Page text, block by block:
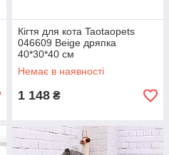
Кігтя для кота Taotaopets
046609 Beige дряпка
40*30*40 см
Немає в наявності
1 148 ₴